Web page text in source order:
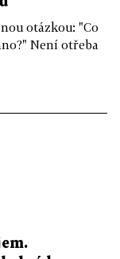
otázkou: "Co
Není otřeba